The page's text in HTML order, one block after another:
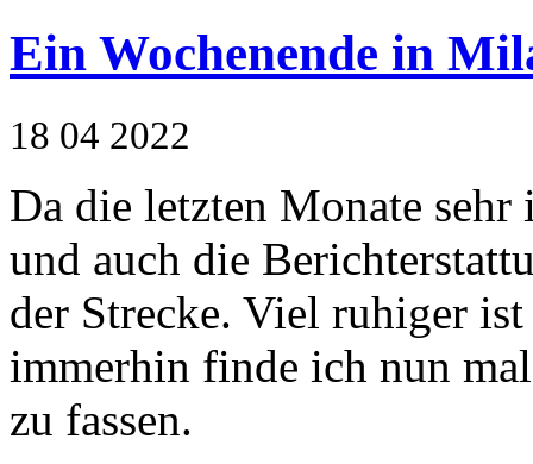
Ein Wochenende in
18 04 2022
Da die letzten Monate
und auch die
der Strecke. Viel ruhiger
immerhin finde ich nun
zu fassen.